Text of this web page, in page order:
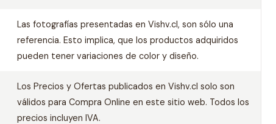
Las fotografías presentadas en Vishv.cl, son sólo una
referencia. Esto implica, que los productos adquiridos
pueden tener variaciones de color y diseño.
Los Precios y Ofertas publicados en Vishv.cl solo son
válidos para Compra Online en este sitio web. Todos los
precios incluyen IVA.